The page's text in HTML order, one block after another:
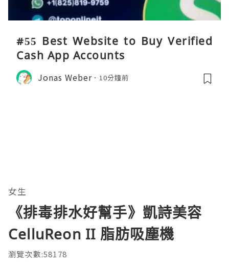
#55 Best Website to Buy Verified
Cash App Accounts
Jonas Weber 10分鐘前
女生
《排毒排水好幫手》凱詩美容
CelluReon II 脂肪吸塵機
瀏覽次數:58178